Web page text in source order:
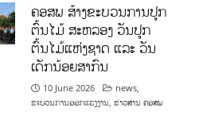
ຄອສພ ສ້າງຂະບວນການປູກ
ຕົ້ນໄມ້ ສະຫລອງ ວັນປູກ
ຕົ້ນໄມ້ແຫ່ງຊາດ ແລະ ວັນ
ເດັກນ້ອຍສາກົນ
10 June 2026 news,
ຂະບວນການອອກແຮງງານ ຂ່າວສານ ຄອສພ